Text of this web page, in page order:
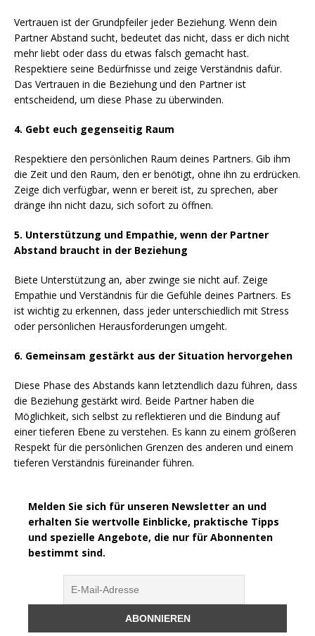
Vertrauen ist der Grundpfeiler jeder Beziehung. Wenn dein
Partner Abstand sucht, bedeutet das nicht, dass er dich nicht
mehr liebt oder dass du etwas falsch gemacht hast.
Respektiere seine Bedürfnisse und zeige Verständnis dafür.
Das Vertrauen in die Beziehung und den Partner ist
entscheidend, um diese Phase zu überwinden.
4. Gebt euch gegenseitig Raum
Respektiere den persönlichen Raum deines Partners. Gib ihm
die Zeit und den Raum, den er benötigt, ohne ihn zu erdrücken.
Zeige dich verfügbar, wenn er bereit ist, zu sprechen, aber
dränge ihn nicht dazu, sich sofort zu öffnen.
5. Unterstützung und Empathie, wenn der Partner
Abstand braucht in der Beziehung
Biete Unterstützung an, aber zwinge sie nicht auf. Zeige
Empathie und Verständnis für die Gefühle deines Partners. Es
ist wichtig zu erkennen, dass jeder unterschiedlich mit Stress
oder persönlichen Herausforderungen umgeht.
6. Gemeinsam gestärkt aus der Situation hervorgehen
Diese Phase des Abstands kann letztendlich dazu führen, dass
die Beziehung gestärkt wird. Beide Partner haben die
Möglichkeit, sich selbst zu reflektieren und die Bindung auf
einer tieferen Ebene zu verstehen. Es kann zu einem größeren
Respekt für die persönlichen Grenzen des anderen und einem
tieferen Verständnis füreinander führen.
Melden Sie sich für unseren Newsletter an und
erhalten Sie wertvolle Einblicke, praktische Tipps
und spezielle Angebote, die nur für Abonnenten
bestimmt sind.